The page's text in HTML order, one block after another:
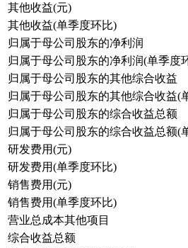
其他收益(元)
其他收益(单季度环比)
归属于母公司股东的净利润
归属于母公司股东的净利润(单季度
归属于母公司股东的其他综合收益
归属于母公司股东的其他综合收益(
归属于母公司股东的综合收益总额
归属于母公司股东的综合收益总额(
研发费用(元)
研发费用(单季度环比)
销售费用(元)
销售费用(单季度环比)
营业总成本其他项目
综合收益总额